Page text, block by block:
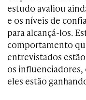
estudo avaliou
e os níveis de
para alcançá-los.
comportamento
entrevistados
os influenciadores,
eles estão